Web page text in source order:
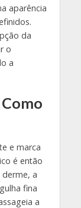
aparência
da
o
a
e marca
é então
a
fina
a